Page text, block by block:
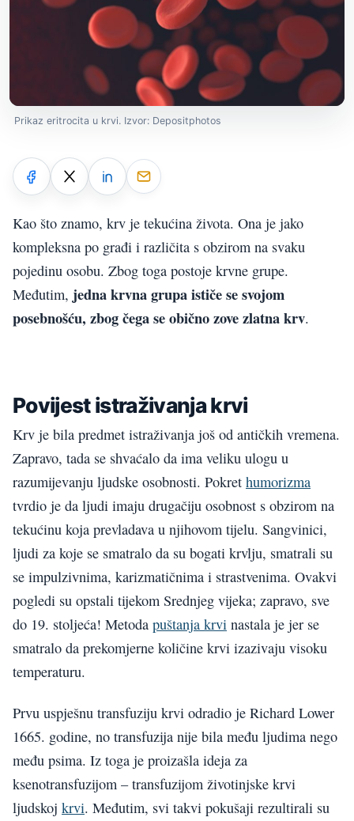
Prikaz eritrocita u krvi. Izvor: Depositphotos
Kao što znamo, krv je tekućina života. Ona je jako
kompleksna po građi i različita s obzirom na svaku
pojedinu osobu. Zbog toga postoje krvne grupe.
Međutim, jedna krvna grupa ističe se svojom
posebnošću, zbog čega se obično zove zlatna krv.
Povijest istraživanja krvi
Krv je bila predmet istraživanja još od antičkih vremena.
Zapravo, tada se shvaćalo da ima veliku ulogu u
razumijevanju ljudske osobnosti. Pokret humorizma
tvrdio je da ljudi imaju drugačiju osobnost s obzirom na
tekućinu koja prevladava u njihovom tijelu. Sangvinici,
ljudi za koje se smatralo da su bogati krvlju, smatrali su
se impulzivnima, karizmatičnima i strastvenima. Ovakvi
pogledi su opstali tijekom Srednjeg vijeka; zapravo, sve
do 19. stoljeća! Metoda puštanja krvi nastala je jer se
smatralo da prekomjerne količine krvi izazivaju visoku
temperaturu.
Prvu uspješnu transfuziju krvi odradio je Richard Lower
1665. godine, no transfuzija nije bila među ljudima nego
među psima. Iz toga je proizašla ideja za
ksenotransfuzijom – transfuzijom životinjske krvi
ljudskoj krvi. Međutim, svi takvi pokušaji rezultirali su